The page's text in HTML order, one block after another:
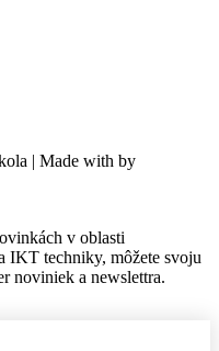
| Made with by
v oblasti
IKT techniky, môžete svoju
noviniek a newslettra.